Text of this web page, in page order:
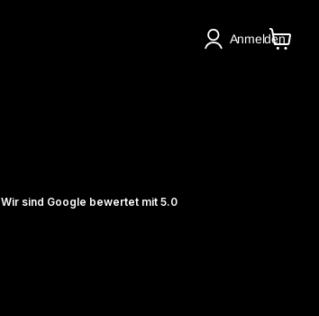
Anmelden
Wir sind Google bewertet mit 5.0